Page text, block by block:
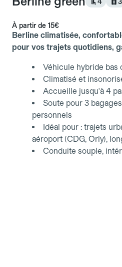
À partir de 15€
Berline climatisée,
pour vos trajets quotidiens,
Véhicule hybride bas
Climatisé et
Accueille jusqu'à 4
Soute pour 3
personnels
Idéal pour : trajets
aéroport (CDG, Orly),
Conduite souple,